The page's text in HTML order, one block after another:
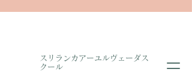
​スリランカアーユルヴェーダス
クール